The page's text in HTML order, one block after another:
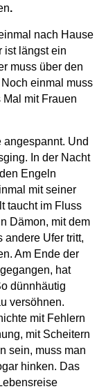
.
nach Hause
ist längst ein
muss über den
einmal muss
mit Frauen
angespannt. Und
In der Nacht
Engeln
mit seiner
taucht im Fluss
Dämon, mit dem
andere Ufer tritt,
Am Ende der
hat
dünnhäutig
versöhnen.
mit Fehlern
mit Scheitern
sein, muss man
hinken. Das